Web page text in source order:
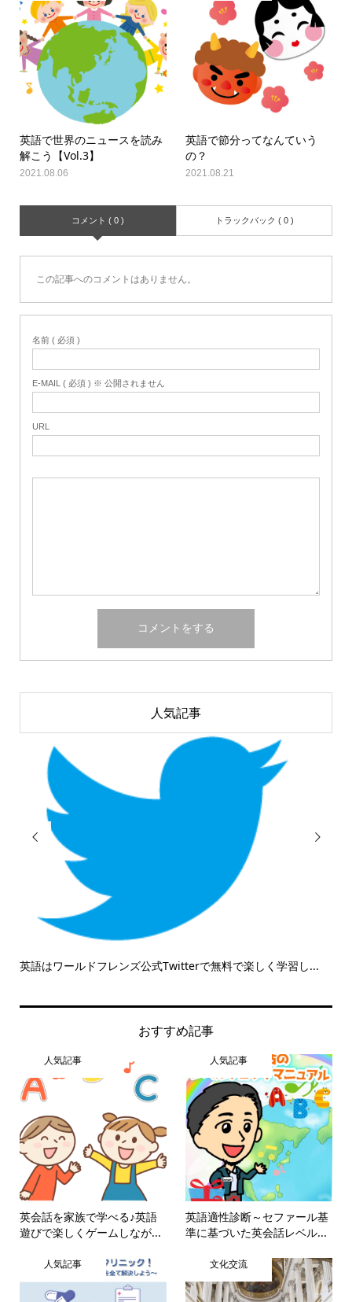
英語で世界のニュースを読み
解こう【Vol.3】
2021.08.06
英語で節分ってなんていう
の？
2021.08.21
コメント ( 0 ) トラックバック ( 0 )
この記事へのコメントはありません。
名前 ( 必須 )
E-MAIL ( 必須 ) ※ 公開されません
URL
人気記事

ールドフレンズ公式Twitterで無料で楽しく学習し...
英会話を家族

おすすめ記事
人気記事
英会話を家族で学べる♪英語
遊びで楽しくゲームしなが...
人気記事
英語適性診断～セファール基
準に基づいた英会話レベル...
人気記事 文化交流